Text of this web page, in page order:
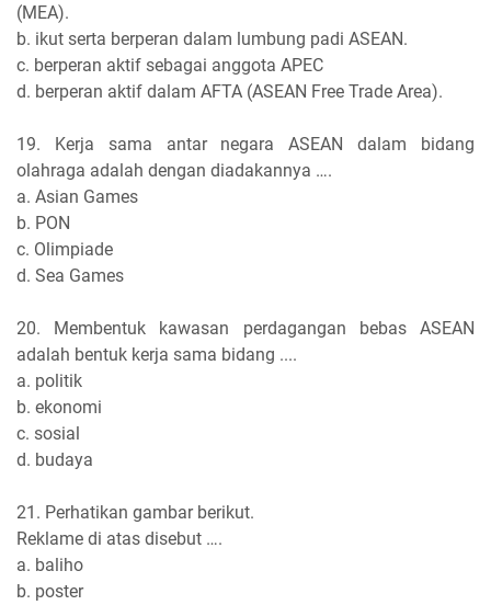
(MEA).
b. ikut serta berperan dalam lumbung padi ASEAN.
c. berperan aktif sebagai anggota APEC
d. berperan aktif dalam AFTA (ASEAN Free Trade Area).
19. Kerja sama antar negara ASEAN dalam bidang
olahraga adalah dengan diadakannya ….
a. Asian Games
b. PON
c. Olimpiade
d. Sea Games
20. Membentuk kawasan perdagangan bebas ASEAN
adalah bentuk kerja sama bidang ....
a. politik
b. ekonomi
c. sosial
d. budaya
21. Perhatikan gambar berikut.
Reklame di atas disebut ….
a. baliho
b. poster